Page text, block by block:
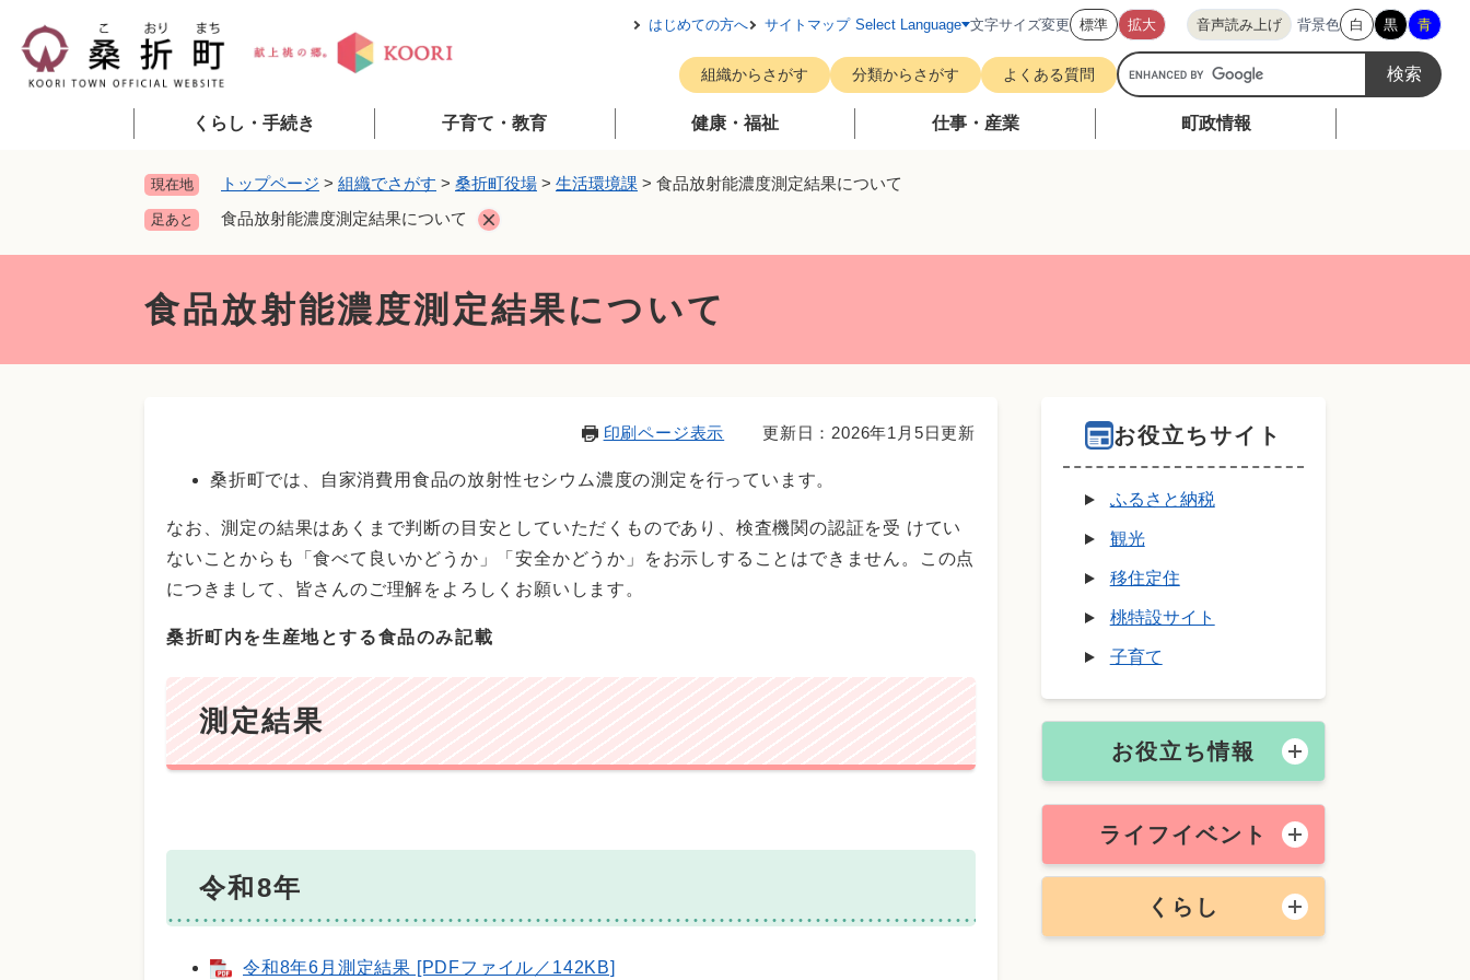
メニューを飛ばして本文へ
はじめての方へ サイトマップ Select Language 文字サイズ変更 標準 拡大 音声読み上げ 背景色 白 黒 青
組織からさがす 分類からさがす よくある質問
G
o
くらし・手続き 子育て・教育 健康・福祉 仕事・産業 町政情報
現在地 トップページ > 組織でさがす > 桑折町役場 > 生活環境課 > 食品放射能濃度測定結果について
足あと 食品放射能濃度測定結果について
食品放射能濃度測定結果について
印刷ページ表示 更新日：2026年1月5日更新
桑折町では、自家消費用食品の放射性セシウム濃度の測定を行っています。
なお、測定の結果はあくまで判断の目安としていただくものであり、検査機関の認証を受 けてい
ないことからも「食べて良いかどうか」「安全かどうか」をお示しすることはできません。この点
につきまして、皆さんのご理解をよろしくお願いします。
桑折町内を生産地とする食品のみ記載
測定結果
令和8年
令和8年6月測定結果 [PDFファイル／142KB]
お役立ちサイト
ふるさと納税
観光
移住定住
桃特設サイト
子育て
お役立ち情報
ライフイベント
くらし